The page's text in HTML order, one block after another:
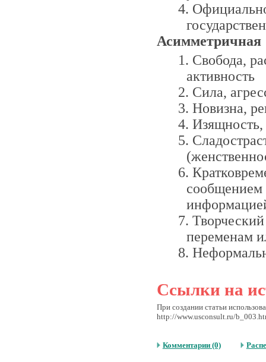
Асимметричная
Свобода,
активность
Сила,
Новизна,
Изящность,
сообщением
переменам
Ссылки на
При создании статьи
http://www.usconsult.ru/
Комментарии (0)